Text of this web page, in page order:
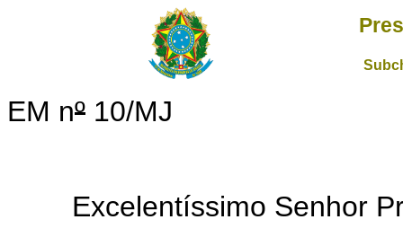
EM nº 10/MJ
Excelentíssimo Senhor